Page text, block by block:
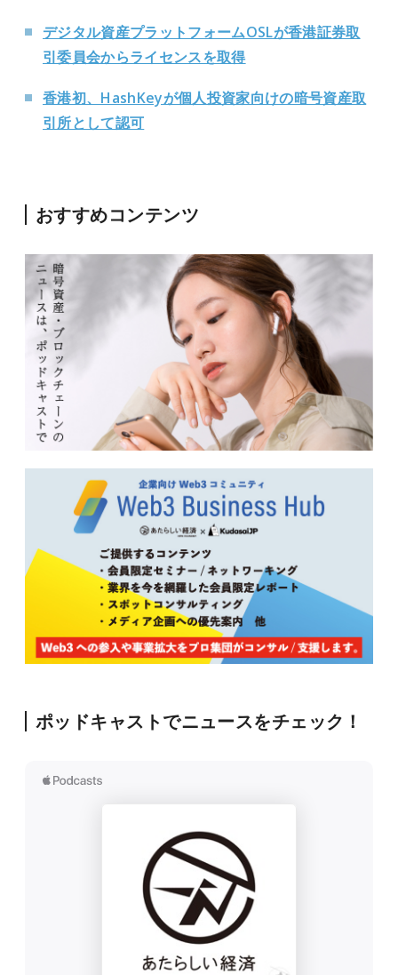
デジタル資産プラットフォームOSLが香港証券取
引委員会からライセンスを取得
香港初、HashKeyが個人投資家向けの暗号資産取
引所として認可
おすすめコンテンツ
ポッドキャストでニュースをチェック！